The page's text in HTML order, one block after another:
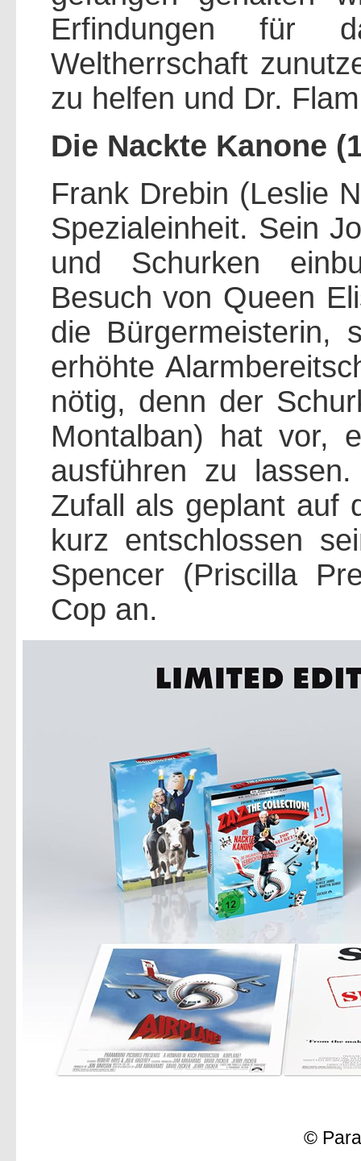
Erfindungen für
Weltherrschaft
zu helfen und Dr.
Die Nackte Kanone
Frank Drebin (Leslie
Spezialeinheit. Sein
und Schurken
Besuch von Queen
die Bürgermeisterin,
erhöhte
nötig, denn der
Montalban) hat vor,
ausführen zu
Zufall als geplant auf
kurz entschlossen
Spencer (Priscilla
Cop an.
©